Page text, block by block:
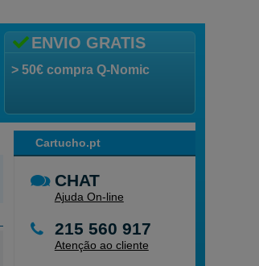
ENVIO GRATIS
> 50€ compra Q-Nomic
Cartucho.pt
CHAT
Ajuda On-line
215 560 917
Atenção ao cliente